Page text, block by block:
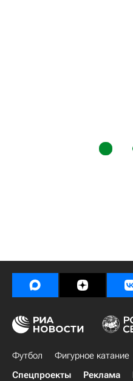
Футбол Фигурное катание
Спецпроекты
Реклама